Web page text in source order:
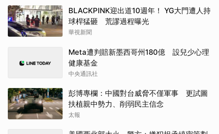
BLACKPINK迎出道10週年！ YG大門遭人持
球桿猛砸 荒謬過程曝光
華視新聞
Meta遭判賠新墨西哥州180億 設兒少心理
健康基金
中央通訊社
彭博專欄：中國對台威脅不僅軍事 更試圖
扶植親中勢力、削弱民主信念
太報